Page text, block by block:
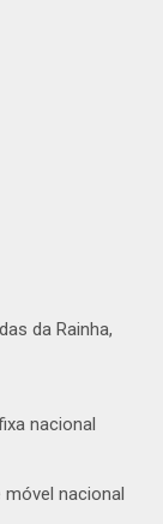
da Rainha,
nacional
móvel nacional